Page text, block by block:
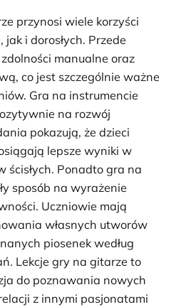
przynosi wiele korzyści
i dorosłych. Przede
manualne oraz
co jest szczególnie ważne
Gra na instrumencie
na rozwój
pokazują, że dzieci
lepsze wyniki w
ścisłych. Ponadto gra na
sposób na wyrażenie
Uczniowie mają
własnych utworów
piosenek według
Lekcje gry na gitarze to
do poznawania nowych
z innymi pasjonatami